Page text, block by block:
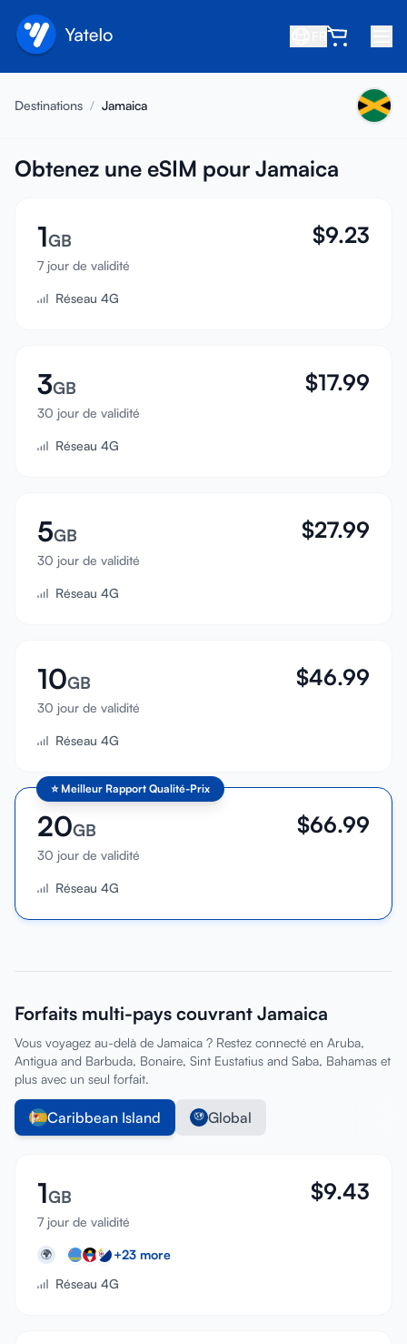
À propos
Parrainer un ami
Devenir affilié
Centre d'aide
Compatibilité des appareils
Se connecter
Destinations / Jamaica
Obtenez une eSIM pour Jamaica
1GB
7 jour de validité
$9.23
Réseau 4G
3GB
30 jour de validité
$17.99
Réseau 4G
5GB
30 jour de validité
$27.99
Réseau 4G
10GB
30 jour de validité
$46.99
Réseau 4G
⭐ Meilleur Rapport Qualité-Prix
20GB
30 jour de validité
$66.99
Réseau 4G
Forfaits multi-pays couvrant Jamaica
Vous voyagez au-delà de Jamaica ? Restez connecté en Aruba,
Antigua and Barbuda, Bonaire, Sint Eustatius and Saba, Bahamas et
plus avec un seul forfait.
Caribbean Island Global
1GB
7 jour de validité
$9.43
🌍 +23 more
Réseau 4G